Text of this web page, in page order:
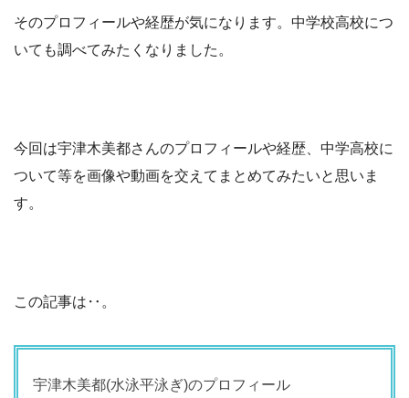
そのプロフィールや経歴が気になります。中学校高校につ
いても調べてみたくなりました。
今回は宇津木美都さんのプロフィールや経歴、中学高校に
ついて等を画像や動画を交えてまとめてみたいと思いま
す。
この記事は‥。
宇津木美都(水泳平泳ぎ)のプロフィール